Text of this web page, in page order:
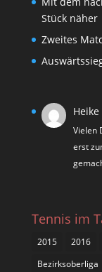
Stück näher
Zweites
Heike
Vielen
erst
Tennis im
2015 2016
Bezirksoberliga